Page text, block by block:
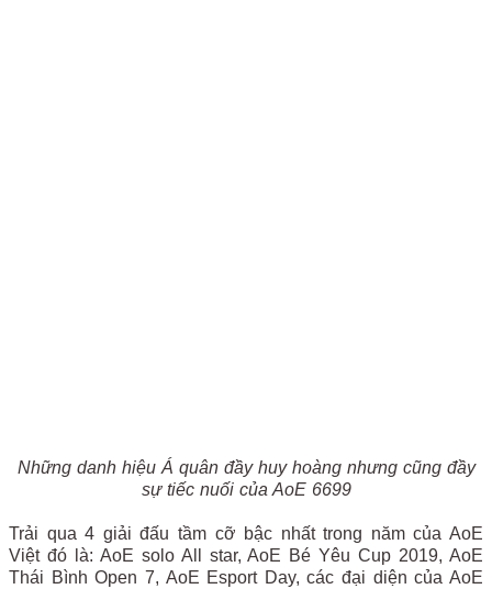
Những danh hiệu Á quân đầy huy hoàng nhưng cũng đầy
sự tiếc nuối của AoE 6699
Trải qua 4 giải đấu tầm cỡ bậc nhất trong năm của AoE
Việt đó là: AoE solo All star, AoE Bé Yêu Cup 2019, AoE
Thái Bình Open 7, AoE Esport Day, các đại diện của AoE